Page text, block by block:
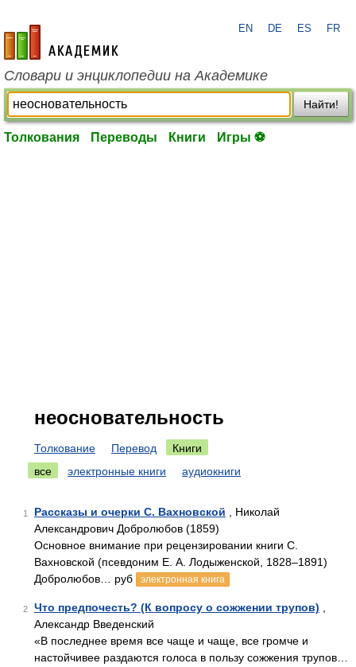
academic.ru
EN DE ES FR
Словари и энциклопедии на Академике
Найти!
Толкования Переводы Книги Игры ⚽
неосновательность
Толкование Перевод
Книги
все
электронные книги аудиокниги
1 Рассказы и очерки С. Вахновской , Николай
Александрович Добролюбов (1859)
Основное внимание при рецензировании книги С.
Вахновской (псевдоним Е. А. Лодыженской, 1828–1891)
Добролюбов… руб
электронная книга
2 Что предпочесть? (К вопросу о сожжении трупов)
Александр Введенский
«В последнее время все чаще и чаще, все громче и
настойчивее раздаются голоса в пользу сожжения трупов…